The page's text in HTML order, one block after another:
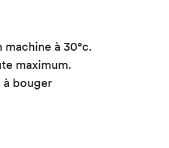
à 30°c.
maximum.
à bouger